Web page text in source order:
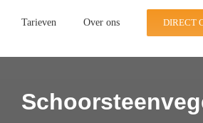
Tarieven Over ons DIRECT